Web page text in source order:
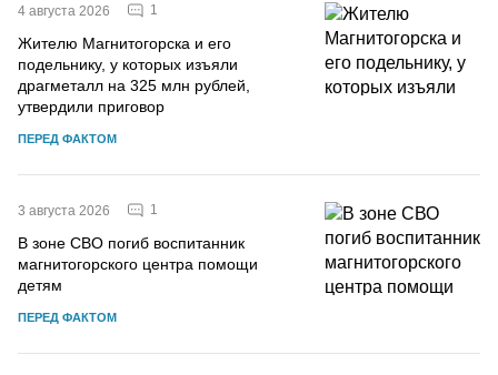
4 августа 2026 1
Жителю Магнитогорска и его
подельнику, у которых изъяли
драгметалл на 325 млн рублей,
утвердили приговор
ПЕРЕД ФАКТОМ
3 августа 2026 1
В зоне СВО погиб воспитанник
магнитогорского центра помощи
детям
ПЕРЕД ФАКТОМ